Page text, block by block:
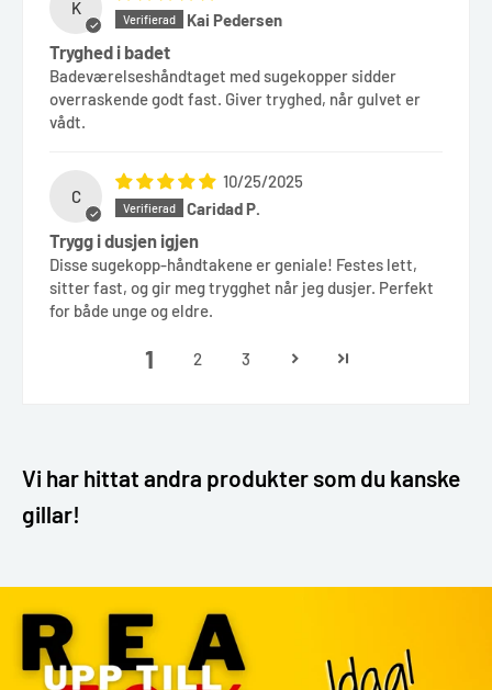
K
Kai Pedersen
Tryghed i badet
Badeværelseshåndtaget med sugekopper sidder
overraskende godt fast. Giver tryghed, når gulvet er
vådt.
C
10/25/2025
Caridad P.
Trygg i dusjen igjen
Disse sugekopp-håndtakene er geniale! Festes lett,
sitter fast, og gir meg trygghet når jeg dusjer. Perfekt
for både unge og eldre.
1 2 3
Vi har hittat andra produkter som du kanske
gillar!